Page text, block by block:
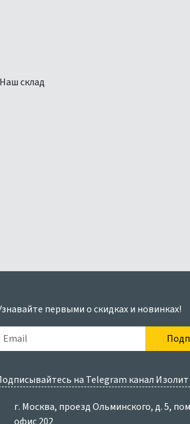
первыми о скидках и новинках!
на Telegram канал
г. Москва, проезд Ольминского, д. 5,